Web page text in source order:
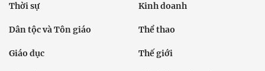
Thời sự Kinh doanh
Dân tộc và Tôn giáo Thể thao
Giáo dục Thế giới